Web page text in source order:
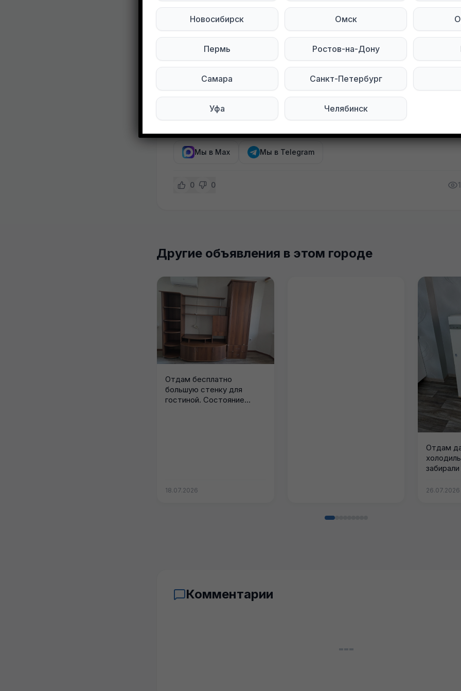
Отдам даром забирать на улице Спортивной 31, мкр «Чистоя
только самовывоз.
Три шкафа и диван забирать все вместе.выстовил все в
подъезд приезжайте забирайте.
[id153605549|Иван Иванович]
Мы в Max Мы в Telegram
0 0
Другие объявления в этом городе
Отдам бесплатно
большую стенку для
гостиной. Состояние
18.07.2026
Отдам
26.07.2026
Комментарии
Новосибирск Омск
Пермь Ростов-на-Дону
Самара Санкт-Петербург
Уфа Челябинск